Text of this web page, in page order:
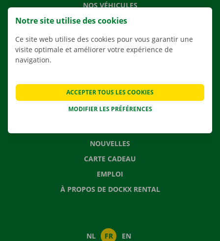
NOS VÉHICULES
NOS SERVICES
AGENCES
APPLI
CONTACTEZ NOUS
NOUVELLES
CARTE CADEAU
EMPLOI
À PROPOS DE DOCKX RENTAL
NL FR EN
Notre site utilise des cookies
Ce site web utilise des cookies pour vous garantir une
visite optimale et améliorer votre expérience de
navigation.
MODIFIER LES PRÉFÉRENCES
ACCEPTER TOUS LES COOKIES